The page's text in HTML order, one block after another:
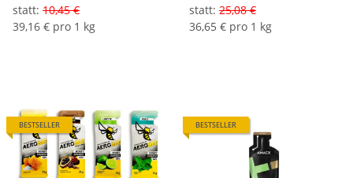
statt: 10,45 €
39,16 € pro 1 kg
statt: 25,08 €
36,65 € pro 1 kg
BESTSELLER BESTSELLER